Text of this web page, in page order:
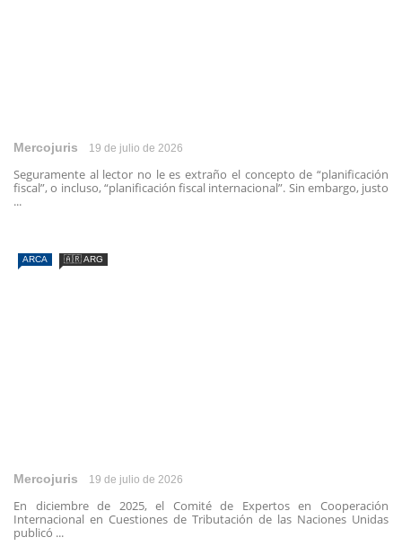
Mercojuris 19 de julio de 2026
Seguramente al lector no le es extraño el concepto de “planificación
fiscal”, o incluso, “planificación fiscal internacional”. Sin embargo, justo
...
ARCA 🇦🇷 ARG
Mercojuris 19 de julio de 2026
En diciembre de 2025, el Comité de Expertos en Cooperación
Internacional en Cuestiones de Tributación de las Naciones Unidas
publicó ...